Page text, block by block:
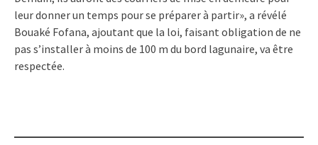
leur donner un temps pour se préparer à partir», a révélé
Bouaké Fofana, ajoutant que la loi, faisant obligation de ne
pas s’installer à moins de 100 m du bord lagunaire, va être
respectée.